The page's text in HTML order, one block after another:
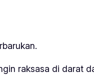
raksasa di darat